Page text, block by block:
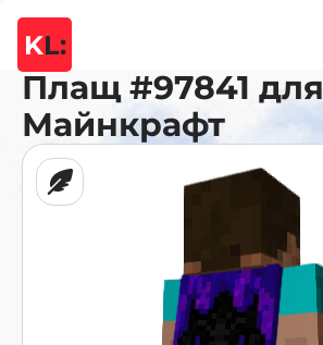
KL:
Плащ #97841 для
Майнкрафт